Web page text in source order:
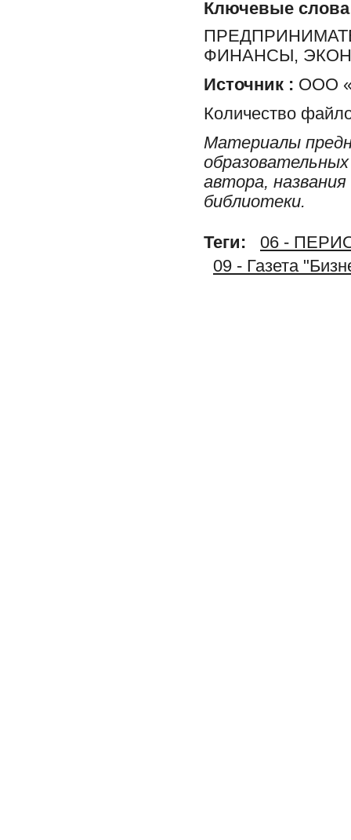
Ключевые слова
ФИНАНСЫ,
Источник : ООО
Количество
Материалы
автора,
библиотеки.
Теги:
06 -
09 - Газета